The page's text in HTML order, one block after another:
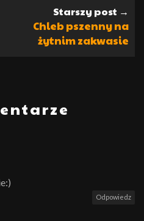
Starszy post →
Chleb pszenny na
żytnim zakwasie
Odpowiedz